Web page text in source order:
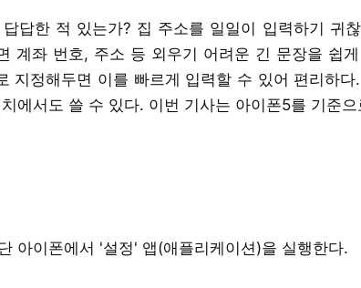
답한 적 있는가? 집 주소를 일일이 입력하기 귀
계좌 번호, 주소 등 외우기 어려운 긴 문장을 쉽
지정해두면 이를 빠르게 입력할 수 있어 편리하
에서도 쓸 수 있다. 이번 기사는 아이폰5를 기준
아이폰에서 '설정' 앱(애플리케이션)을 실행한다.